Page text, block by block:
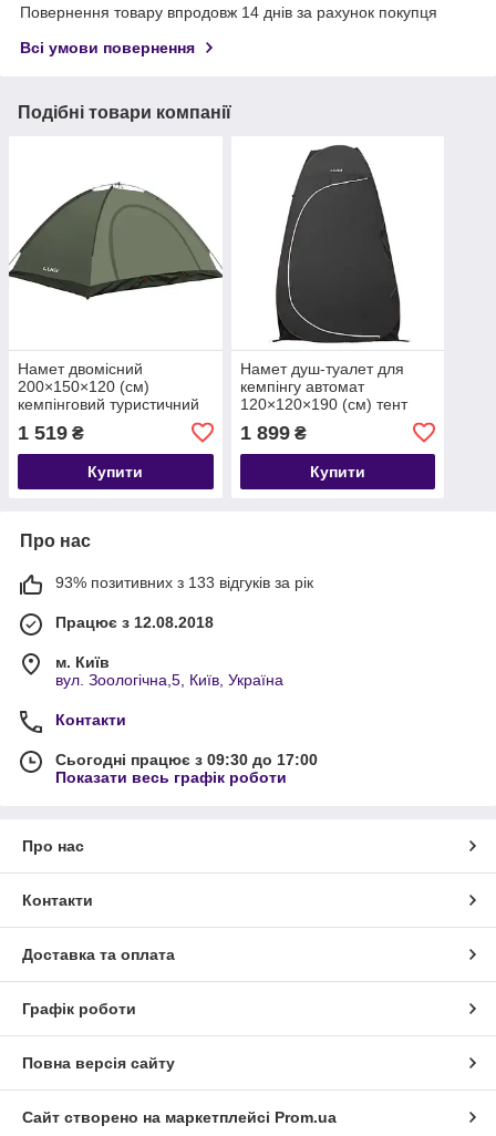
Повернення товару впродовж 14 днів за рахунок покупця
Всі умови повернення
Подібні товари компанії
Намет двомісний
200×150×120 (см)
кемпінговий туристичний
для риболовлі, полювання
Хакі LU-025GR
1 519 ₴
Купити
Намет душ-туалет для
кемпінгу автомат
120×120×190 (см) тент
туристичний LU-015DB
Чорний
1 899₴
Купити
Про нас
93% позитивних з 133 відгуків за рік
Працює з 12.08.2018
м. Київ
вул. Зоологічна,5, Київ, Україна
Контакти
Сьогодні працює з 09:30 до 17:00
Показати весь графік роботи
Про нас
Контакти
Доставка та оплата
Графік роботи
Повна версія сайту
Сайт створено на маркетплейсі Prom.ua